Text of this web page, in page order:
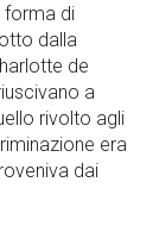
forma di
dalla
de
a
rivolto agli
era
dai